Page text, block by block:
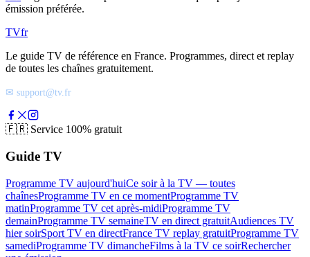
émission préférée.
TVfr
Le guide TV de référence en France. Programmes, direct et replay
de toutes les chaînes gratuitement.
✉ support@tv.fr
🇫🇷 Service 100% gratuit
Guide TV
Programme TV aujourd'huiCe soir à la TV — toutes
chaînesProgramme TV en ce momentProgramme TV
matinProgramme TV cet après-midiProgramme TV
demainProgramme TV semaineTV en direct gratuitAudiences TV
hier soirSport TV en directFrance TV replay gratuitProgramme TV
samediProgramme TV dimancheFilms à la TV ce soirRechercher